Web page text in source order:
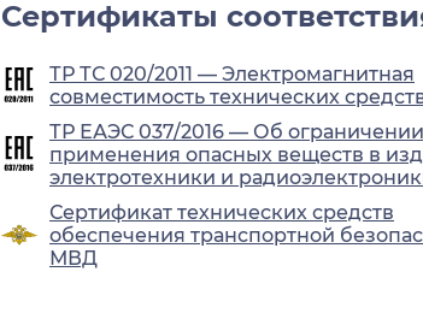
Сертификаты
ТР ТС 020/2011 — Электромагнитная
совместимость технических
ТР ЕАЭС 037/2016 — Об ограничении
применения опасных веществ в
электротехники и
Сертификат технических средств
обеспечения транспортной
МВД